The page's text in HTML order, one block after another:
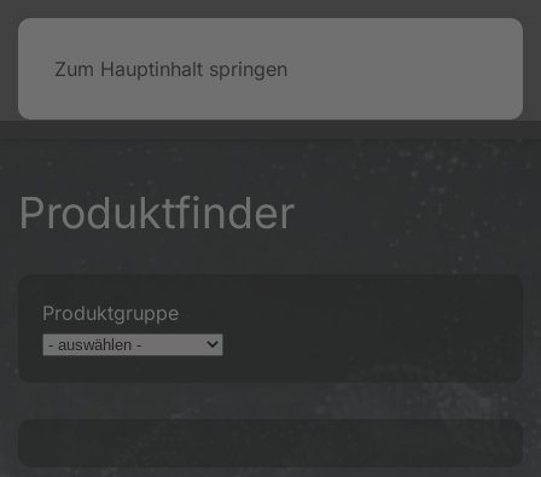
Zum Hauptinhalt springen
Produktfinder
Produktgruppe